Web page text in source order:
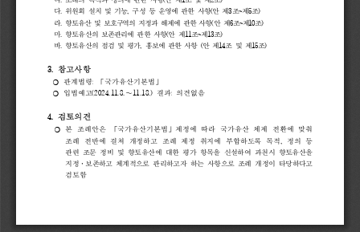
다. 위원회 설치 및 기능, 구성 등 운영에 관한 사항(안 제3 조~제5조)
라. 향토유산 및 보호구역의 지정과 해제에 관한 사항(안 제6조~제10조)
마. 향토유산의 보존관리에 관한 사항(안 제11 조~제13조)
바. 향토유산의 점검 및 평가, 홍보에 관한 사항 (안 제14조 및 제 15조)
3. 참고사항
❍ 관계법령: 「 국가유산기본법 」
❍
입법예고(2024.11.8. ∼ 11.18.) 결과: 의견없음
4. 검토의견
❍ 본 조례안은 「국가유산기본법 」 제정에 따라 국가유산 체제 전환에
맞춰
조례
전반에 걸쳐 개정하고 조례 제정 취지에 부합하도록 목적 정의
등
관련 조문 정비 및 향토유산에 대한 평가 항목을 신설하여 과천시 향토유산을
지정 · 보존하고 체계적으로 관리하고자 하는 사항으로 조례 개정이 타당하다고
검토함